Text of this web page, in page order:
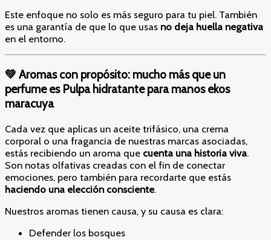
Este enfoque no solo es más seguro para tu piel. También
es una garantía de que lo que usas no deja huella negativa
en el entorno.
💚 Aromas con propósito: mucho más que un
perfume es Pulpa hidratante para manos ekos
maracuya
Cada vez que aplicas un aceite trifásico, una crema
corporal o una fragancia de nuestras marcas asociadas,
estás recibiendo un aroma que cuenta una historia viva.
Son notas olfativas creadas con el fin de conectar
emociones, pero también para recordarte que estás
haciendo una elección consciente.
Nuestros aromas tienen causa, y su causa es clara:
Defender los bosques